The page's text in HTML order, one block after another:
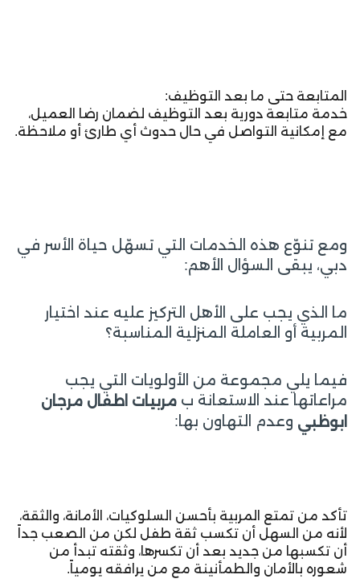
المتابعة حتى ما بعد التوظيف:
خدمة متابعة دورية بعد التوظيف لضمان رضا العميل،
مع إمكانية التواصل في حال حدوث أي طارئ أو ملاحظة.
ومع تنوّع هذه الخدمات التي تسهّل حياة الأسر في
دبي، يبقى السؤال الأهم:
ما الذي يجب على الأهل التركيز عليه عند اختيار
المربية أو العاملة المنزلية المناسبة؟
فيما يلي مجموعة من الأولويات التي يجب
مراعاتها عند الاستعانة ب مربيات اطفال مرجان
ابوظبي وعدم التهاون بها:
تأكد من تمتع المربية بأحسن السلوكيات، الأمانة، والثقة،
لأنه من السهل أن تكسب ثقة طفل لكن من الصعب جداً
أن تكسبها من جديد بعد أن تكسرها، وثقته تبدأ من
شعوره بالأمان والطمأنينة مع من يرافقه يومياً.